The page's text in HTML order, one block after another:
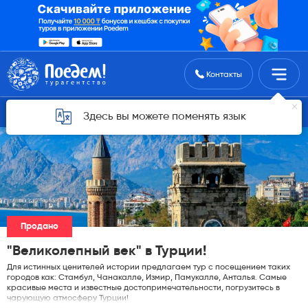
Поиск туровКонтакты
Здесь вы можете поменять язык
Горящие туры для Астаны
Продано
"Великолепный век" в Турции!
Для истинных ценителей истории предлагаем тур с посещением таких
городов как: Стамбул, Чанакалле, Измир, Памукалле, Анталья. Самые
красивые места и известные достопримечательности, погрузитесь в
чарующую атмосферу Турции!